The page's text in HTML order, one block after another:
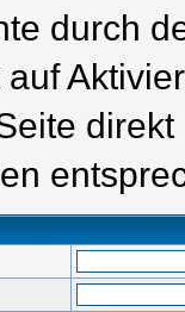
durch